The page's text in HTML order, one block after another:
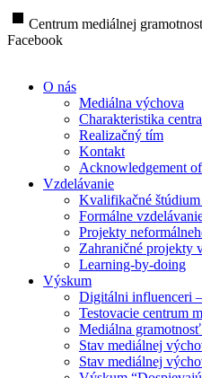
stop Centrum mediálnej
Facebook
O nás
Mediálna výchova
Charakteristika centra
Realizačný tím
Kontakt
Acknowledgement
Vzdelávanie
Kvalifikačné
Formálne
Projekty
Zahraničné projekty
Learning-by-doing
Výskum
Digitálni influenceri
Testovacie centrum
Mediálna
Stav mediálnej
Stav mediálnej